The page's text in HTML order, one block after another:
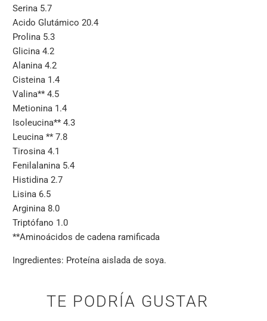
Serina 5.7
Acido Glutámico 20.4
Prolina 5.3
Glicina 4.2
Alanina 4.2
Cisteina 1.4
Valina** 4.5
Metionina 1.4
Isoleucina** 4.3
Leucina ** 7.8
Tirosina 4.1
Fenilalanina 5.4
Histidina 2.7
Lisina 6.5
Arginina 8.0
Triptófano 1.0
**Aminoácidos de cadena ramificada
Ingredientes: Proteína aislada de soya.
TE PODRÍA GUSTAR